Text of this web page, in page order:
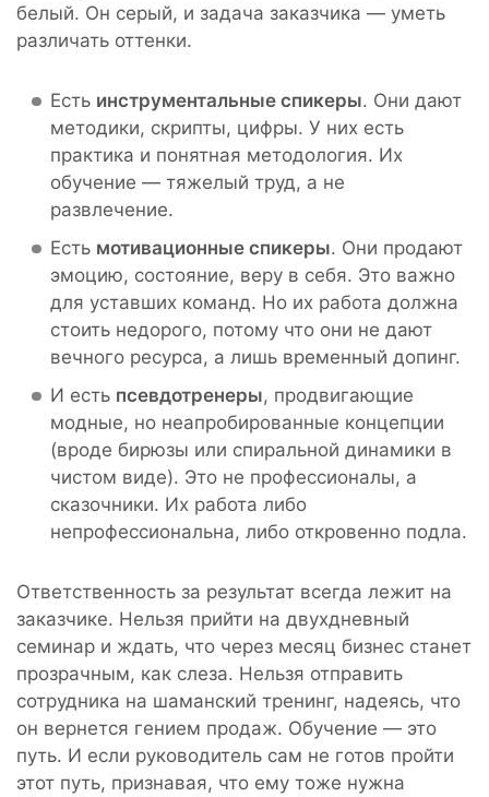
белый. Он серый, и задача заказчика — уметь
различать оттенки.
Есть инструментальные спикеры. Они дают
методики, скрипты, цифры. У них есть
практика и понятная методология. Их
обучение — тяжелый труд, а не
развлечение.
Есть мотивационные спикеры. Они продают
эмоцию, состояние, веру в себя. Это важно
для уставших команд. Но их работа должна
стоить недорого, потому что они не дают
вечного ресурса, а лишь временный допинг.
И есть псевдотренеры, продвигающие
модные, но неапробированные концепции
(вроде бирюзы или спиральной динамики в
чистом виде). Это не профессионалы, а
сказочники. Их работа либо
непрофессиональна, либо откровенно подла.
Ответственность за результат всегда лежит на
заказчике. Нельзя прийти на двухдневный
семинар и ждать, что через месяц бизнес станет
прозрачным, как слеза. Нельзя отправить
сотрудника на шаманский тренинг, надеясь, что
он вернется гением продаж. Обучение — это
путь. И если руководитель сам не готов пройти
этот путь, признавая, что ему тоже нужна